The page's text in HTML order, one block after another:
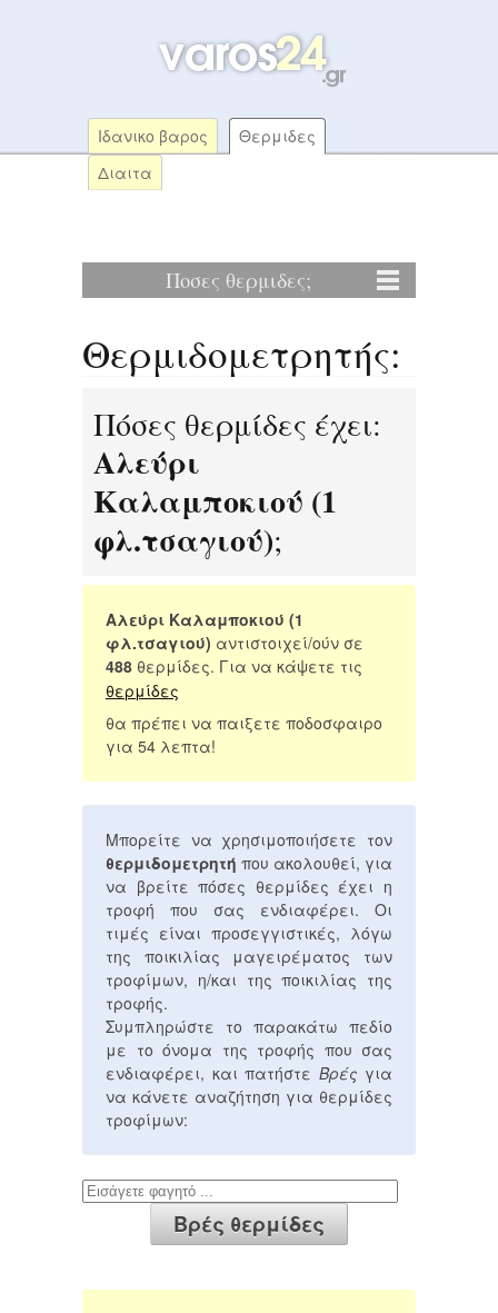
Ιδανικο βαρος
Θερμιδες
Διαιτα
Ποσες θερμιδες;
Θερμιδομετρητής:
Πόσες θερμίδες έχει:
Αλεύρι
Καλαμποκιού (1
φλ.τσαγιού);
Αλεύρι Καλαμποκιού (1
φλ.τσαγιού) αντιστοιχεί/ούν σε
488 θερμίδες. Για να κάψετε τις
θερμίδες
θα πρέπει να παιξετε ποδοσφαιρο
για 54 λεπτα!
Μπορείτε να χρησιμοποιήσετε τον
θερμιδομετρητή που ακολουθεί, για
να βρείτε πόσες θερμίδες έχει η
τροφή που σας ενδιαφέρει. Οι
τιμές είναι προσεγγιστικές, λόγω
της ποικιλίας μαγειρέματος των
τροφίμων, η/και της ποικιλίας της
τροφής.
Συμπληρώστε το παρακάτω πεδίο
με το όνομα της τροφής που σας
ενδιαφέρει, και πατήστε Βρές για
να κάνετε αναζήτηση για θερμίδες
τροφίμων: